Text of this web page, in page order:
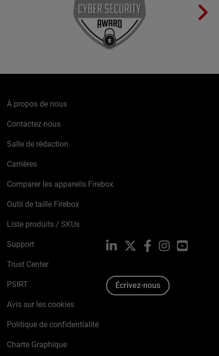
À propos de nous
Contactez-nous
Salle de rédaction
Carrières
Comparer les appareils Firebox
Outil de taille Firebox
Liste produits / SKUs
Support
Trust Center
PSIRT
Avis sur les cookies
Politique de confidentialité
Charte Graphique
LinkedIn FacebookInstagramYouTube
Écrivez-nous